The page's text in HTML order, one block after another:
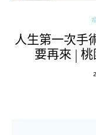
人生第一次手
要再來 |